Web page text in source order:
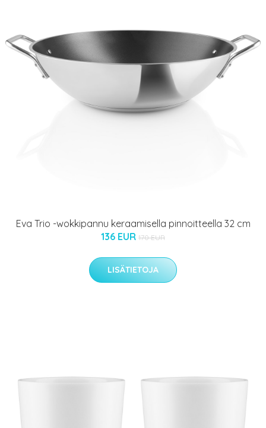
Eva Trio -wokkipannu keraamisella pinnoitteella 32 cm
136 EUR 170 EUR
LISÄTIETOJA